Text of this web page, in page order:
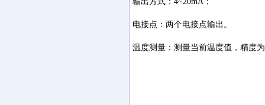
电接点：两个电接点输出。
温度测量：测量当前温度值，精度为